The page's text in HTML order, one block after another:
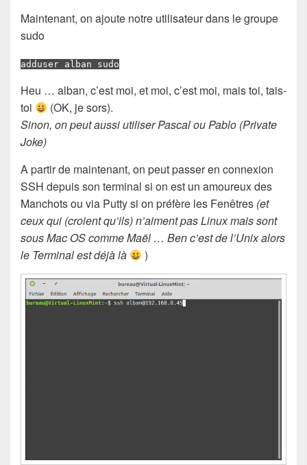
Maintenant, on ajoute notre utilisateur dans le groupe
sudo
adduser alban sudo
Heu … alban, c’est moi, et moi, c’est moi, mais toi, tais-
toi
(OK, je sors).
Sinon, on peut aussi utiliser Pascal ou Pablo (Private
Joke)
A partir de maintenant, on peut passer en connexion
SSH depuis son terminal si on est un amoureux des
Manchots ou via Putty si on préfère les Fenêtres (et
ceux qui (croient qu’ils) n’aiment pas Linux mais sont
sous Mac OS comme Maël … Ben c’est de l’Unix alors
le Terminal est déjà là
)